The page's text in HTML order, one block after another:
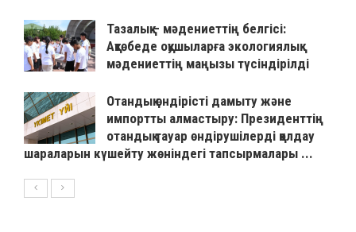
Тазалық – мәдениеттің белгісі:
Ақтөбеде оқушыларға экологиялық
мәдениеттің маңызы түсіндірілді
Отандық өндірісті дамыту және
импортты алмастыру: Президенттің
отандық тауар өндірушілерді қолдау
шараларын күшейту жөніндегі тапсырмалары ...